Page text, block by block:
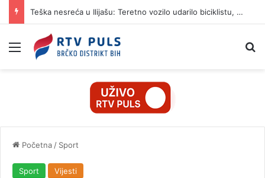
Teška nesreća u Ilijašu: Teretno vozilo udarilo biciklistu, 75-godišnjak zadržan u bolnici
Izbornik
Početna / Sport
Sport Vijesti